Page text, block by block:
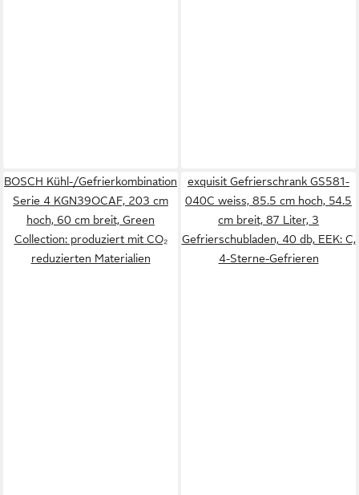
BOSCH Kühl-/Gefrierkombination
Serie 4 KGN39OCAF, 203 cm
hoch, 60 cm breit, Green
Collection: produziert mit CO₂
reduzierten Materialien
exquisit Gefrierschrank GS581-
040C weiss, 85.5 cm hoch, 54.5
cm breit, 87 Liter, 3
Gefrierschubladen, 40 db, EEK: C,
4-Sterne-Gefrieren